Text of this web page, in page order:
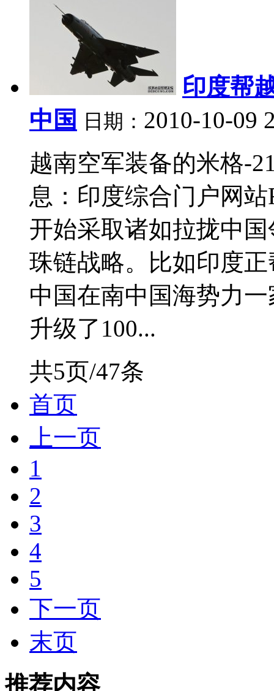
印度帮
中国
日期： 2010-10-09
越南空军装备的米格-
息：印度综合门户网
开始采取诸如拉拢中
珠链战略。比如印度
中国在南中国海势力
升级了100...
共5页/47条
首页
上一页
1
2
3
4
5
下一页
末页
推荐内容